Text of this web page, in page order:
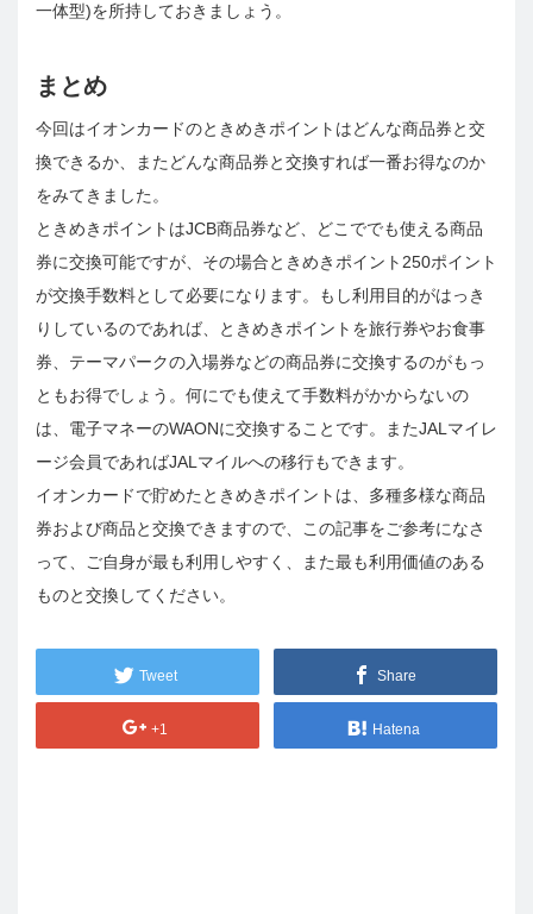
一体型)を所持しておきましょう。
まとめ
今回はイオンカードのときめきポイントはどんな商品券と交
換できるか、またどんな商品券と交換すれば一番お得なのか
をみてきました。
ときめきポイントはJCB商品券など、どこででも使える商品
券に交換可能ですが、その場合ときめきポイント250ポイント
が交換手数料として必要になります。もし利用目的がはっき
りしているのであれば、ときめきポイントを旅行券やお食事
券、テーマパークの入場券などの商品券に交換するのがもっ
ともお得でしょう。何にでも使えて手数料がかからないの
は、電子マネーのWAONに交換することです。またJALマイレ
ージ会員であればJALマイルへの移行もできます。
イオンカードで貯めたときめきポイントは、多種多様な商品
券および商品と交換できますので、この記事をご参考になさ
って、ご自身が最も利用しやすく、また最も利用価値のある
ものと交換してください。
Tweet Share
+1 Hatena